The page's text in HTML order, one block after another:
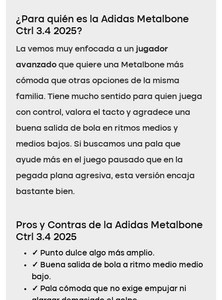
¿Para quién es la Adidas Metalbone
Ctrl 3.4 2025?
La vemos muy enfocada a un jugador
avanzado que quiere una Metalbone más
cómoda que otras opciones de la misma
familia. Tiene mucho sentido para quien juega
con control, valora el tacto y agradece una
buena salida de bola en ritmos medios y
medios bajos. Si buscamos una pala que
ayude más en el juego pausado que en la
pegada plana agresiva, esta versión encaja
bastante bien.
Pros y Contras de la Adidas Metalbone
Ctrl 3.4 2025
✓ Punto dulce algo más amplio.
✓ Buena salida de bola a ritmo medio medio
bajo.
✓ Pala cómoda que no exige empujar ni